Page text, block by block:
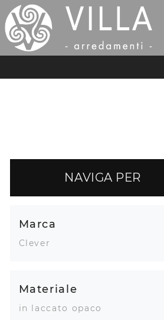
NAVIGA PER
Marca
Clever
Materiale
in laccato opaco